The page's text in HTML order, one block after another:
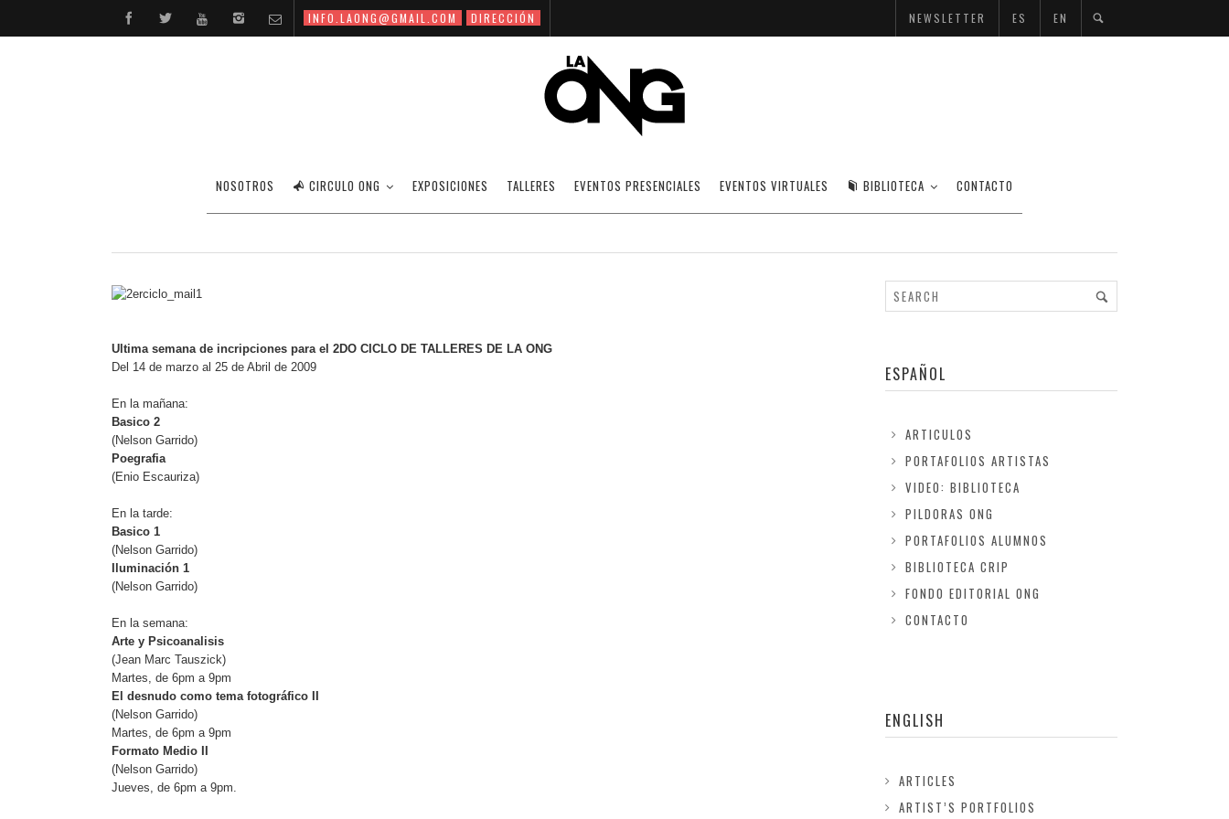
INFO.LAONG@GMAIL.COM DIRECCIÓN NEWSLETTER ES EN
NOSOTROS CIRCULO ONG EXPOSICIONES TALLERES EVENTOS PRESENCIALES EVENTOS VIRTUALES BIBLIOTECA CONTACTO
ULTIMA SEMANA DE INCRIPCIONES PARA EL 2DO CICLO DE TALLERES DE LA ONG
09/03/2009 NOTICIAS · SIN CATEGORÍA OFF
Ultima semana de incripciones para el 2DO CICLO DE TALLERES DE LA ONG
Del 14 de marzo al 25 de Abril de 2009
En la mañana:
Basico 2
(Nelson Garrido)
Poegrafia
(Enio Escauriza)
En la tarde:
Basico 1
(Nelson Garrido)
Iluminación 1
(Nelson Garrido)
En la semana:
Arte y Psicoanalisis
(Jean Marc Tauszick)
Martes, de 6pm a 9pm
El desnudo como tema fotográfico II
(Nelson Garrido)
Martes, de 6pm a 9pm
Formato Medio II
(Nelson Garrido)
Jueves, de 6pm a 9pm.
ESPAÑOL
ARTICULOS
PORTAFOLIOS ARTISTAS
VIDEO: BIBLIOTECA
PILDORAS ONG
PORTAFOLIOS ALUMNOS
BIBLIOTECA CRIP
FONDO EDITORIAL ONG
CONTACTO
ENGLISH
ARTICLES
ARTIST’S PORTFOLIOS